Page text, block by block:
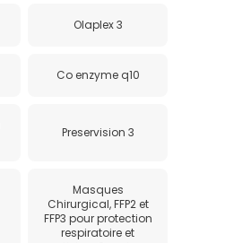
Olaplex 3
Co enzyme q10
Preservision 3
Masques
Chirurgical, FFP2 et
FFP3 pour protection
respiratoire et